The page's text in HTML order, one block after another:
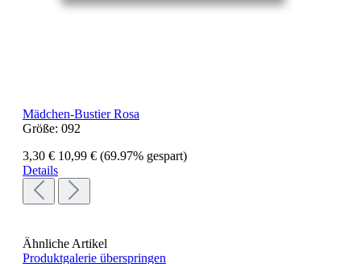
Mädchen-Bustier Rosa
Größe: 092
3,30 € 10,99 € (69.97% gespart)
Details
Ähnliche Artikel
Produktgalerie überspringen